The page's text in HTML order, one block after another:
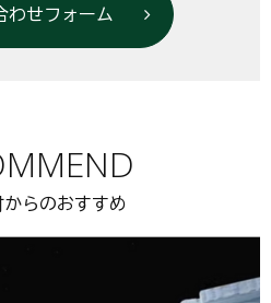
わせフォーム
からのおすすめ